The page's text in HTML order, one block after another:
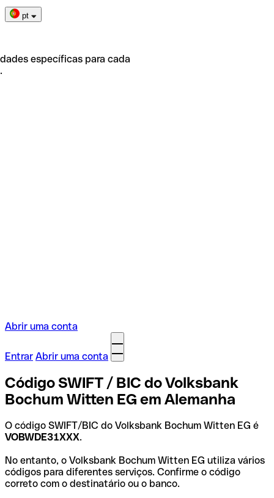
pt
específicas para cada
Abrir uma conta
Entrar Abrir uma conta
Código SWIFT / BIC do Volksbank
Bochum Witten EG em Alemanha
O código SWIFT/BIC do Volksbank Bochum Witten EG é
VOBWDE31XXX.
No entanto, o Volksbank Bochum Witten EG utiliza vários
códigos para diferentes serviços. Confirme o código
correto com o destinatário ou o banco.